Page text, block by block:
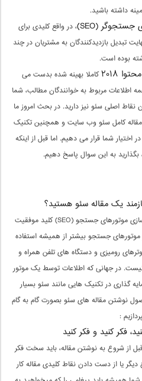
داشته باشید.
جستجوگر(SEO)
، در واقع کلیدی برای
تبدیل بازدیدکنندگان به مشتریان در چند
بوده است.
۲۰۱۸
کاملا بهینه شده بدست می
همه اطلاعات مربوط به خوانندگان مطالب، شما
نقاط اصلی سئو نیز دارید. در بحث امروز ما
کامل سئو وب سایت و همچنین تکنیک
اختیار شما قرار می دهیم. اما قبل از اینکه
بگذارید به این سوال پاسخ دهیم.
یک مقاله سئو هستید؟
در سال ۲۰۱۸، سرمایه گذاری در بهینه سازی موتورهای جستجو (SEO) کلید موفقیت
جستجو بیشتر از همیشه استفاده
رومیزی و دستگاه های تلفن همراه و
در جهانی که اطلاعات توسط یک موتور
گذاری در تکنیک هایی مانند سئو بسیار
نوشتن مقاله های سئو بصورت گام به گام
:
فکر کنید و فکر کنید
از شروع به نوشتن مقاله، باید سخت فکر
یا از دست دادن نقاط کلیدی مقاله کار